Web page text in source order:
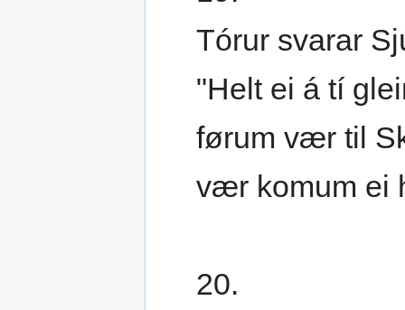
Tórur svarar
"Helt ei á tí
førum vær til
vær komum ei
20.